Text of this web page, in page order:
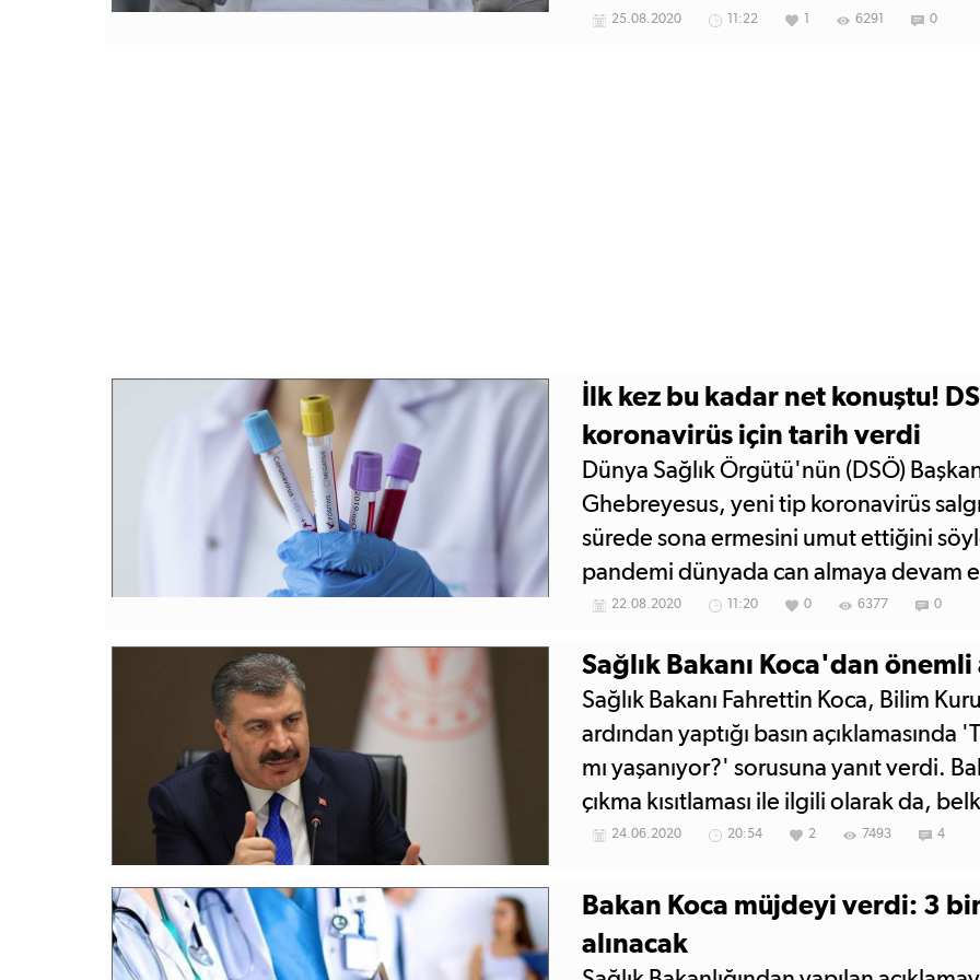
düşük olduğunu söyledi ve 'Bütün
25.08.2020 11:22 6291 0
İlk kez bu kadar net konuştu!
koronavirüs için tarih verdi
Dünya Sağlık Örgütü'nün (DSÖ)
Ghebreyesus, yeni tip koronavirüs
sürede sona ermesini umut ettiğini
pandemi dünyada can almaya devam
24 saatte Brezilya'da 1054,
22.08.2020 11:20 0 6377 0
Sağlık Bakanı Koca'dan
Sağlık Bakanı Fahrettin Koca, Bilim
ardından yaptığı basın
mı yaşanıyor?' sorusuna yanıt verdi.
çıkma kısıtlaması ile ilgili olarak da,
ilçe bazında bir kısıtlama
24.06.2020 20:54 2 7493 4
Bakan Koca müjdeyi verdi: 3
alınacak